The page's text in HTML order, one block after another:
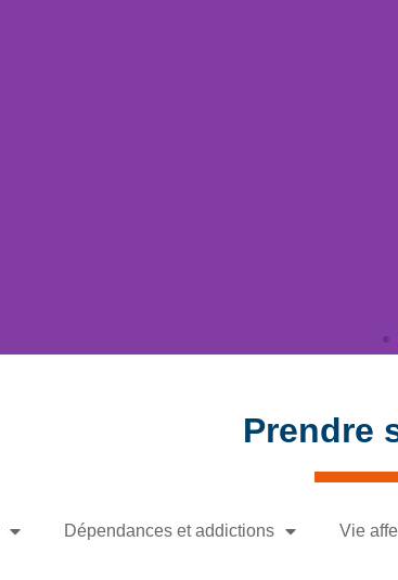
Prendre
Dépendances et addictions Vie